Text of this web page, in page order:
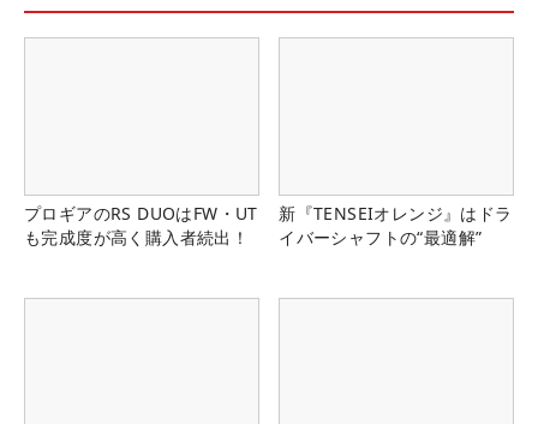
プロギアのRS DUOはFW・UT
も完成度が高く購入者続出！
新『TENSEIオレンジ』はドラ
イバーシャフトの“最適解”